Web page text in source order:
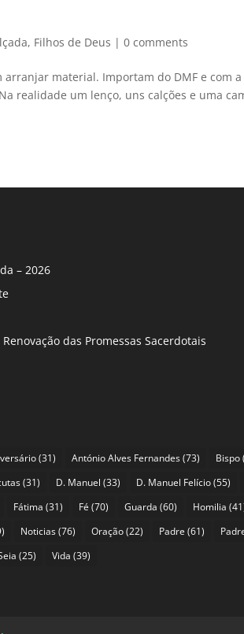
, Filhos de Deus | 0 comments
material. Importam do DMF e com
realidade um lenço, uns calções e uma
– 2026
das Promessas Sacerdotais
(31) António Alves Fernandes(73) Bispo
(31) D. Manuel (33) D. Manuel Felício(55)
Fátima (31) Fé (70) Guarda (60) Homilia
Noticias(76) Oração(22) Padre (61)
(25) Vida (39)